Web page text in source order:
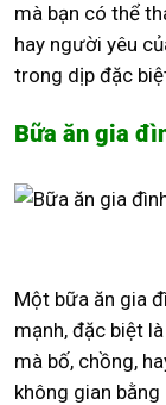
mà bạn có thể
hay người yêu
trong dịp đặc
Bữa ăn gia
Một bữa ăn gia
mạnh, đặc biệt
mà bố, chồng,
không gian